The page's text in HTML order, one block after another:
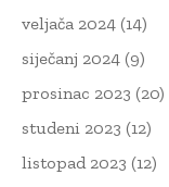
veljača 2024 (14)
siječanj 2024 (9)
prosinac 2023 (20)
studeni 2023 (12)
listopad 2023 (12)